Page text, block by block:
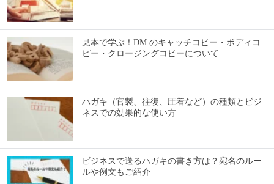
見本で学ぶ！DM のキャッチコピー・ボディコ
ピー・クロージングコピーについて
ハガキ（官製、往復、圧着など）の種類とビジ
ネスでの効果的な使い方
ビジネスで送るハガキの書き方は？宛名のルー
ルや例文もご紹介